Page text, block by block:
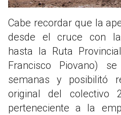
Cabe recordar que la
desde el cruce con
hasta la Ruta
Francisco Piovano)
semanas y posibilitó
original del colectivo
perteneciente a la